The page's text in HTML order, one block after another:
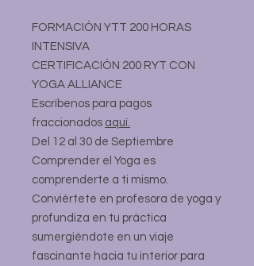
FORMACIÓN YTT 200 HORAS
INTENSIVA
CERTIFICACIÓN 200 RYT CON
YOGA ALLIANCE
Escríbenos para pagos
fraccionados aquí.
Del 12 al 30 de Septiembre
Comprender el Yoga es
comprenderte a ti mismo.
Conviértete en profesora de yoga y
profundiza en tu práctica
sumergiéndote en un viaje
fascinante hacia tu interior para